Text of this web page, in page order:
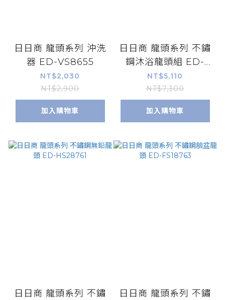
日日商 龍頭系列 沖洗
器 ED-VS8655
NT$2,030
NT$2,900
加入購物車
日日商 龍頭系列 不鏽
鋼沐浴龍頭組 ED-
HS28763
NT$5,110
NT$7,300
加入購物車
日日商 龍頭系列 不鏽
日日商 龍頭系列 不鏽